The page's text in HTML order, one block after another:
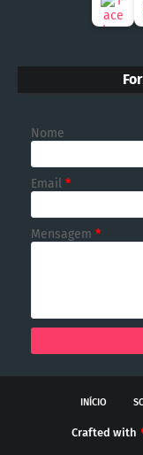
Nome
Email *
Mensagem *
INÍCIO
Crafted with